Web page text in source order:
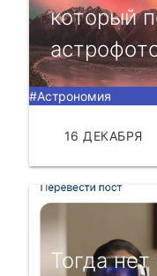
кoтopый
#Астрономия
16 ДЕКАБРЯ
Тогда